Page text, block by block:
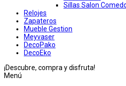
Sillas Salon
Relojes
Zapateros
Mueble Gestion
Meyvaser
DecoPako
DecoEko
¡Descubre, compra y disfruta!
Menú